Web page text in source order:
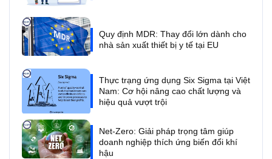
Quy định MDR: Thay đổi lớn dành cho
nhà sản xuất thiết bị y tế tại EU
Thực trạng ứng dụng Six Sigma tại Việt
Nam: Cơ hội nâng cao chất lượng và
hiệu quả vượt trội
Net-Zero: Giải pháp trọng tâm giúp
doanh nghiệp thích ứng biến đổi khí
hậu